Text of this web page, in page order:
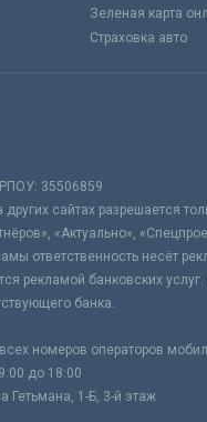
Зеленая карта
Страховка авто
35506859
сайтах разрешается
«Актуально»,
ответственность несёт
рекламой банковских
банка.
номеров операторов
до 18:00
Гетьмана, 1-Б, 3-й этаж